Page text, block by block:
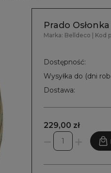
Prado
Marka: Belldeco | Kod
Dostępność:
Wysyłka do (dni
Dostawa:
229,00 zł